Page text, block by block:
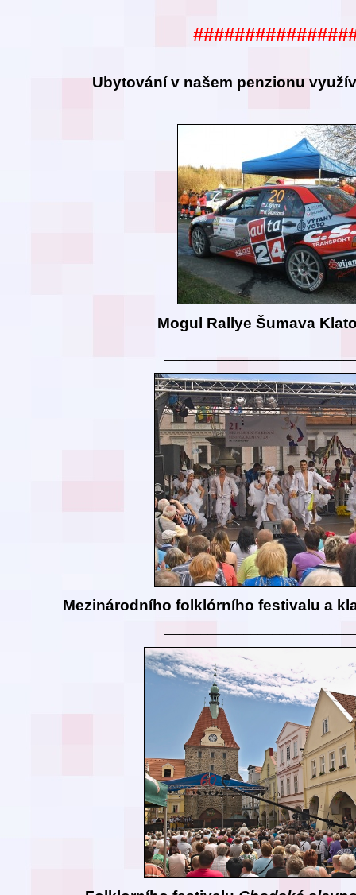
Ubytování v našem penzionu
Mogul Rallye Šumava
Mezinárodního folklórního festivalu a